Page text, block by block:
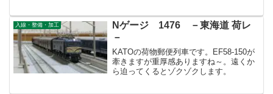
入線・整備・加工
Nゲージ 1476 －東海道 荷レ
－
KATOの荷物郵便列車です。EF58-150が
牽きますが重厚感ありますね～。遠くか
ら迫ってくるとゾクゾクします。